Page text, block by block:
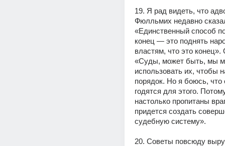
19. Я рад видеть, что
Фюлльмих недавно
«Единственный способ
конец — это поднять
властям, что это
«Суды, может быть, мы
использовать их, чтобы
порядок. Но я боюсь, что
годятся для этого.
настолько пропитаны
придется создать
судебную систему».
20. Советы повсюду